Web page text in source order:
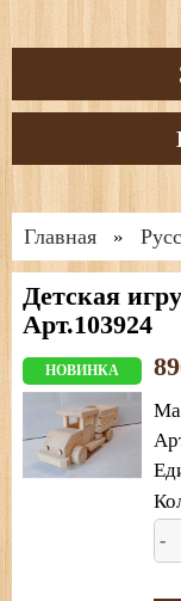
Главная »
Детская
Арт.103924
НОВИНКА
-